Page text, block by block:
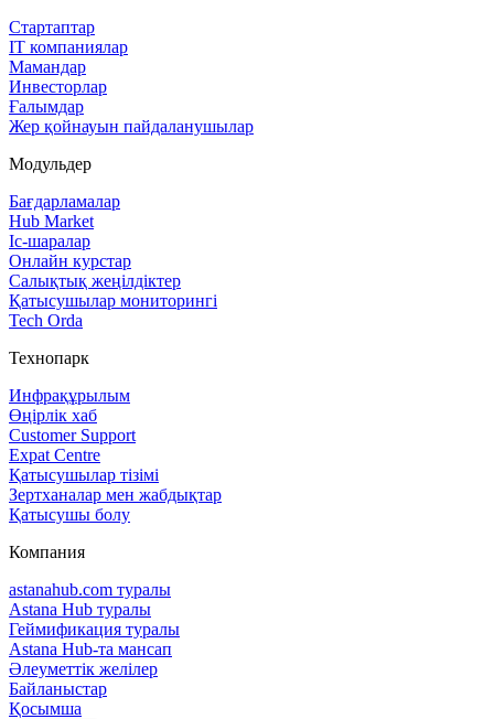
Стартаптар
IT компаниялар
Мамандар
Инвесторлар
Ғалымдар
Жер қойнауын пайдаланушылар
Модульдер
Бағдарламалар
Hub Market
Іс‑шаралар
Онлайн курстар
Салықтық жеңілдіктер
Қатысушылар мониторингі
Tech Orda
Технопарк
Инфрақұрылым
Өңірлік хаб
Customer Support
Expat Centre
Қатысушылар тізімі
Зертханалар мен жабдықтар
Қатысушы болу
Компания
astanahub.com туралы
Astana Hub туралы
Геймификация туралы
Astana Hub-та мансап
Әлеуметтік желілер
Байланыстар
Қосымша